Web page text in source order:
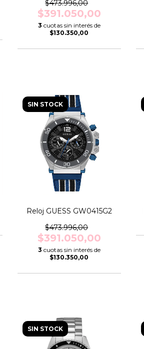
$473.996,00
$391.050,00
3 cuotas sin interés de
$130.350,00
SIN STOCK
Reloj GUESS GW0415G2
$473.996,00
$391.050,00
3 cuotas sin interés de
$130.350,00
SIN STOCK